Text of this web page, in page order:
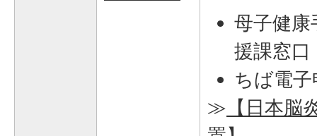
母子健
援課窓口
ちば電
≫ 【日本脳